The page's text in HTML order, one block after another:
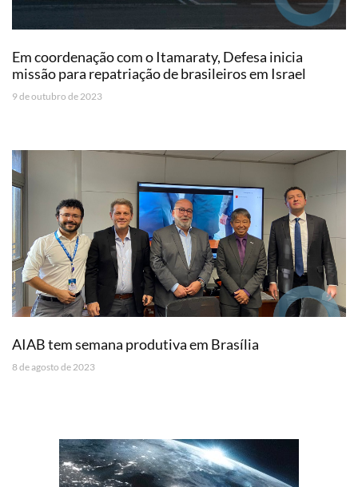
Em coordenação com o Itamaraty, Defesa inicia
missão para repatriação de brasileiros em Israel
9 de outubro de 2023
AIAB tem semana produtiva em Brasília
8 de agosto de 2023